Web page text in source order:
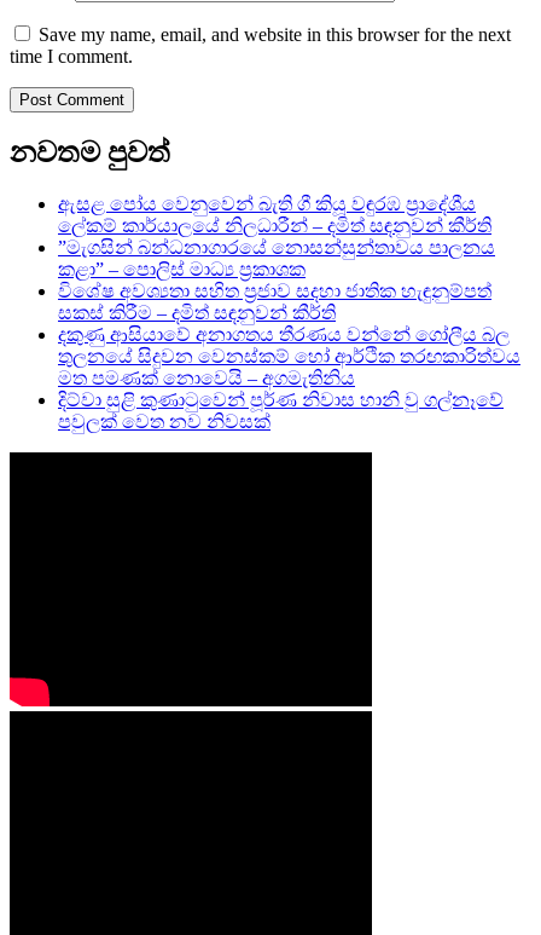
Save my name, email, and website in this browser for the next
time I comment.
නවතම පුවත්
ඇසළ පෝය වෙනුවෙන් බැති ගී කියූ වඳුරඹ ප්‍රාදේශීය
ලේකම් කාර්යාලයේ නිලධාරීන් – දමිත් සඳනුවන් කීර්ති
”මැගසින් බන්ධනාගාරයේ නොසන්සුන්තාවය පාලනය
කළා” – පොලිස් මාධ්‍ය ප්‍රකාශක
විශේෂ අවශ්‍යතා සහිත ප්‍රජාව සදහා ජාතික හැඳුනුම්පත්
සකස් කිරීම – දමිත් සඳනුවන් කීර්ති
දකුණු ආසියාවේ අනාගතය තීරණය වන්නේ ගෝලීය බල
තුලනයේ සිදුවන වෙනස්කම් හෝ ආර්ථික තරඟකාරිත්වය
මත පමණක් නොවෙයි – අගමැතිනිය
දිට්වා සුළි කුණාටුවෙන් පූර්ණ නිවාස හානි වු ගල්නෑවේ
පවුලක් වෙත නව නිවසක්